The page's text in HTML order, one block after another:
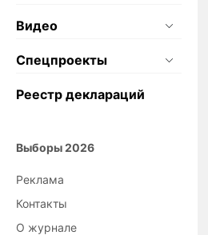
Видео
Спецпроекты
Реестр деклараций
Выборы 2026
Реклама
Контакты
О журнале